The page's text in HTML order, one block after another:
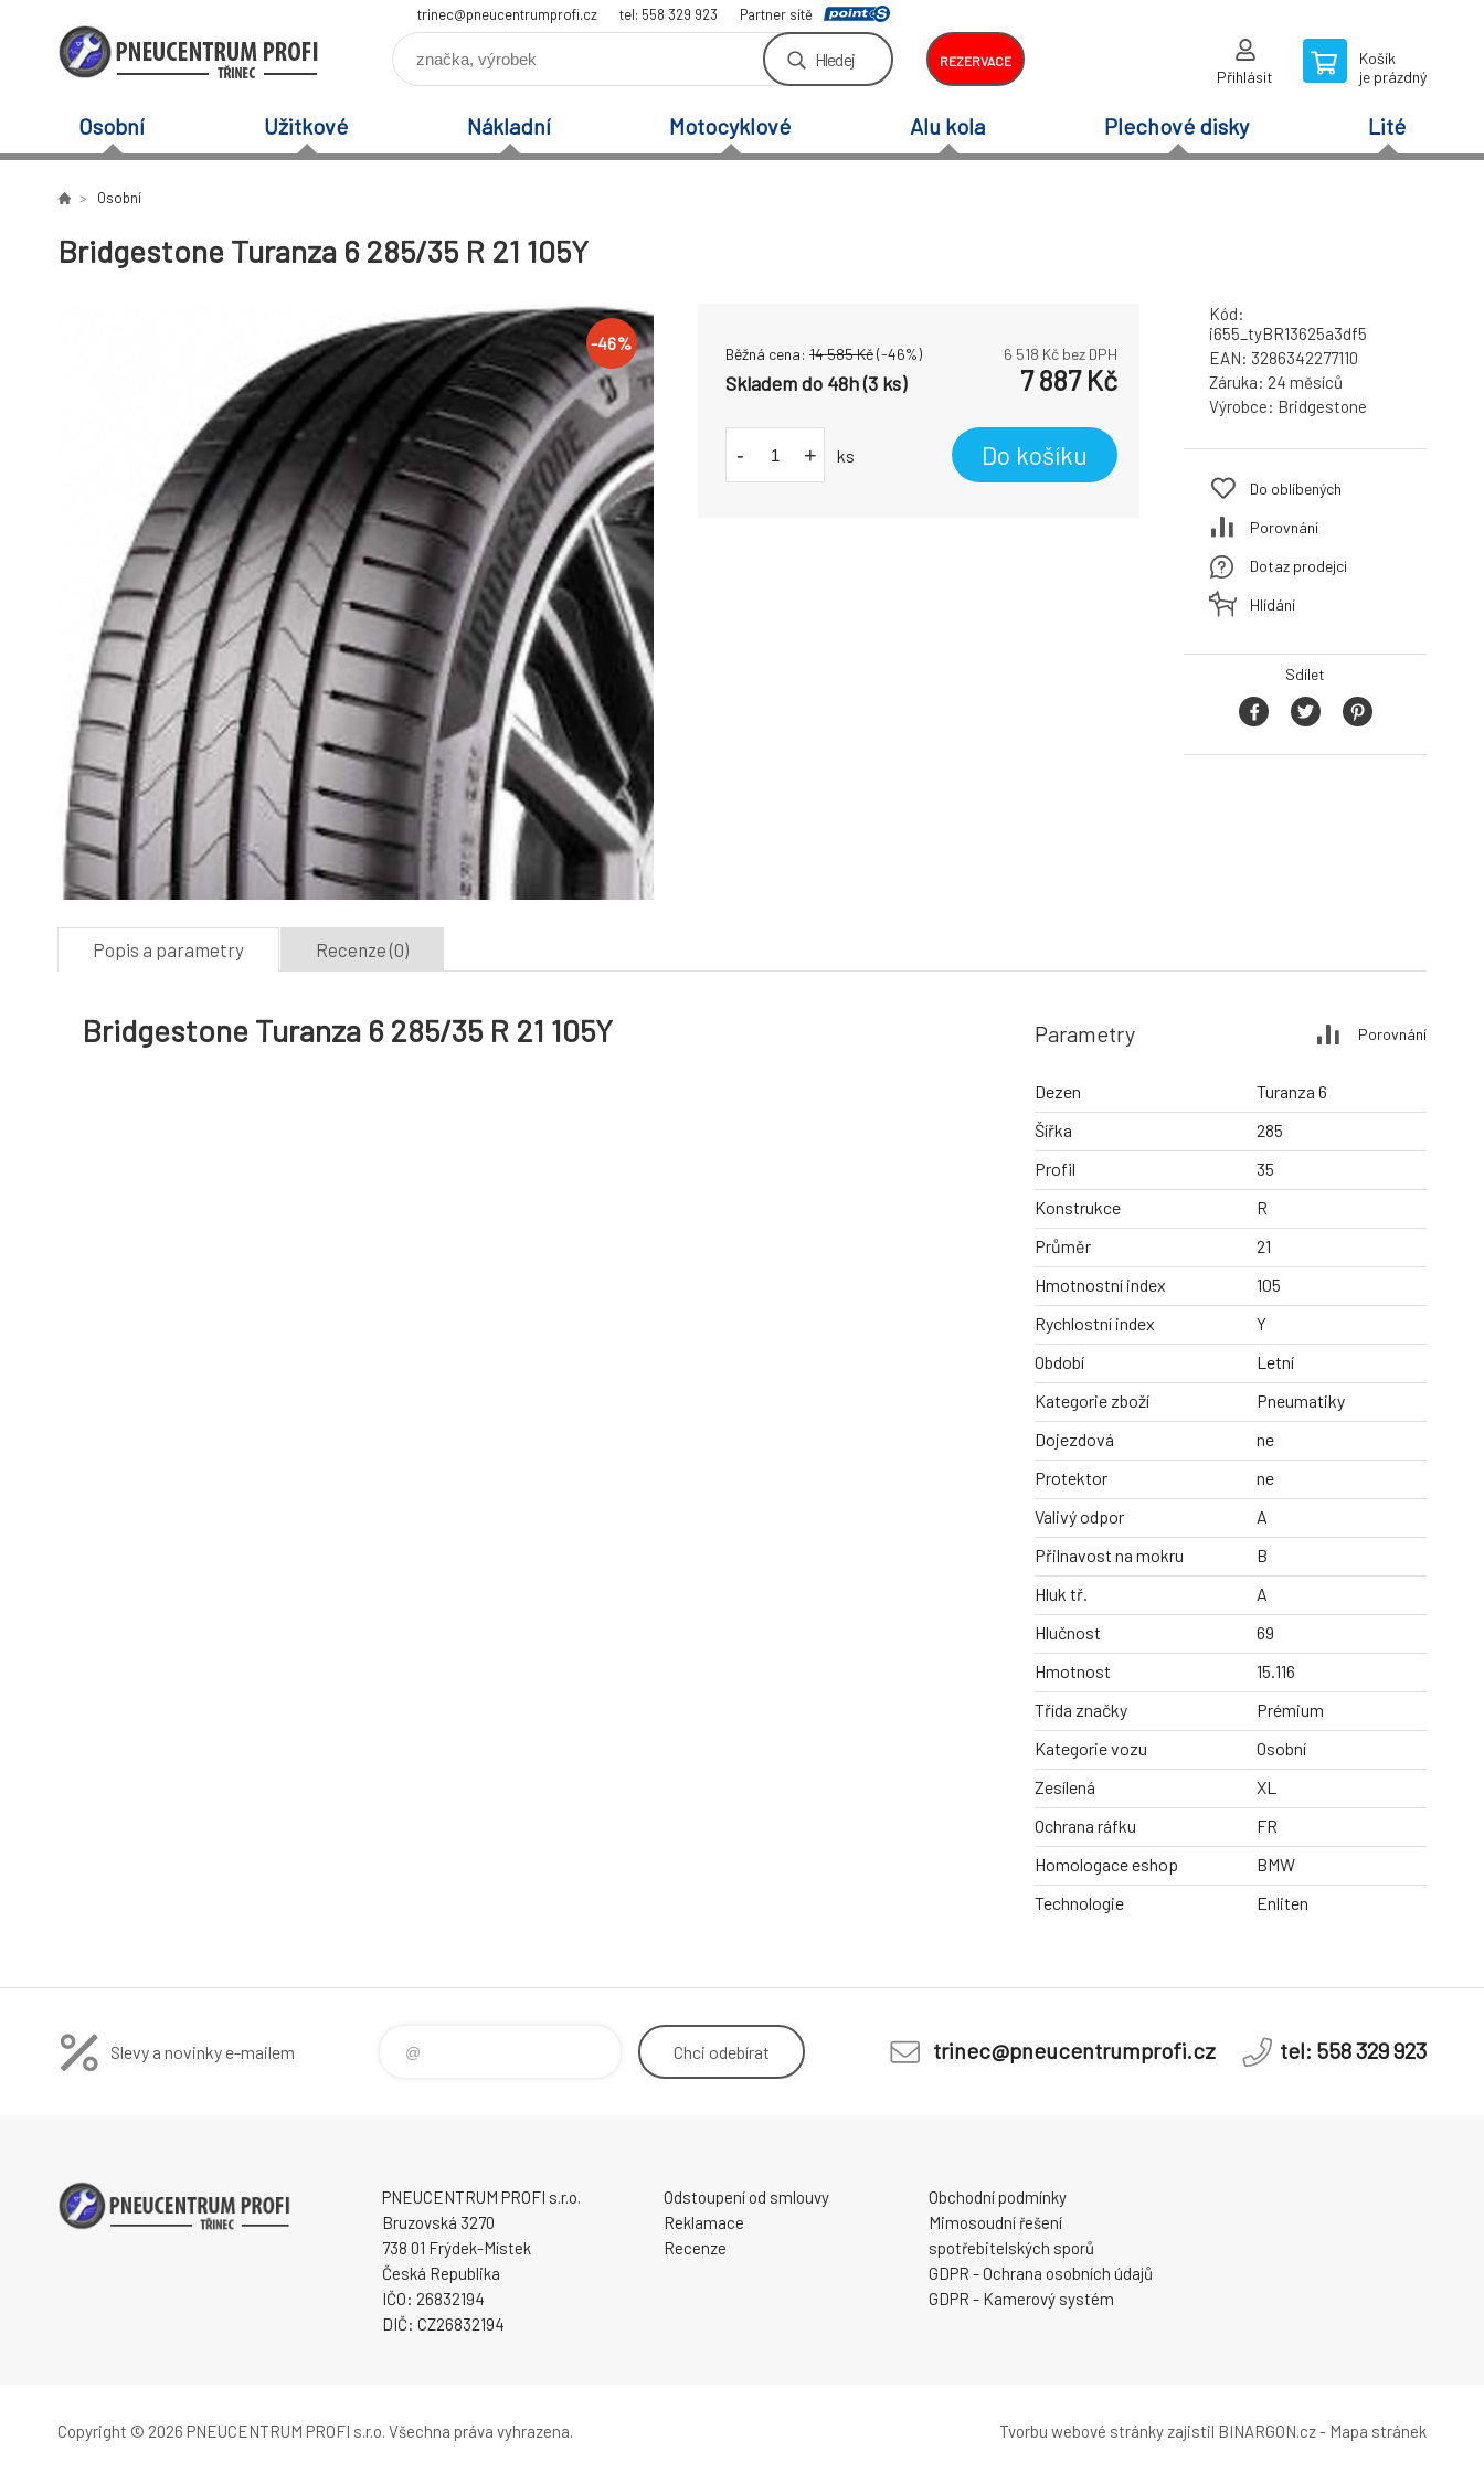
trinec@pneucentrumprofi.cz tel: 558 329 923 Partner sítě
Hledej REZERVACE
Přihlásit
Košík
je prázdný
Osobní Užitkové Nákladní Motocyklové Alu kola Plechové disky Lité
Osobní
Bridgestone Turanza 6 285/35 R 21 105Y
-46%
Běžná cena: 14 585Kč(-46%) 6 518 Kč bez DPH
Skladem do 48h (3 ks) 7 887Kč
- + ks Do košíku
Kód:
i655_tyBR13625a3df5
EAN: 3286342277110
Záruka: 24 měsíců
Výrobce: Bridgestone
Do oblíbených
Porovnání
Dotaz prodejci
Hlídání
Sdílet
Popis a parametry Recenze (0)
Bridgestone Turanza 6 285/35 R 21 105Y Parametry Porovnání
Dezen
Turanza 6
Šířka
285
Profil
35
Konstrukce
R
Průměr
21
Hmotnostní index
105
Rychlostní index
Y
Období
Letní
Kategorie zboží
Pneumatiky
Dojezdová
ne
Protektor
ne
Valivý odpor
A
Přilnavost na mokru
B
Hluk tř.
A
Hlučnost
69
Hmotnost
15.116
Třída značky
Prémium
Kategorie vozu
Osobní
Zesílená
XL
Ochrana ráfku
FR
Homologace eshop
BMW
Technologie
Enliten
Slevy a novinky e-mailem Chci odebírat trinec@pneucentrumprofi.cz tel: 558 329 923
PNEUCENTRUM PROFI s.r.o.
Bruzovská 3270
738 01 Frýdek-Místek
Česká Republika
IČO: 26832194
DIČ: CZ26832194
Odstoupení od smlouvy
Reklamace
Recenze
Obchodní podmínky
Mimosoudní řešení
spotřebitelských sporů
GDPR - Ochrana osobních údajů
GDPR - Kamerový systém
Copyright © 2026 PNEUCENTRUM PROFI s.r.o. Všechna práva vyhrazena. Tvorbu webové stránky zajistil BINARGON.cz- Mapa stránek